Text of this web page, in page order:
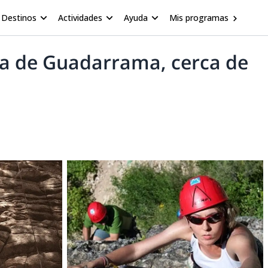
Destinos Actividades Ayuda Mis programas
de Guadarrama, cerca de